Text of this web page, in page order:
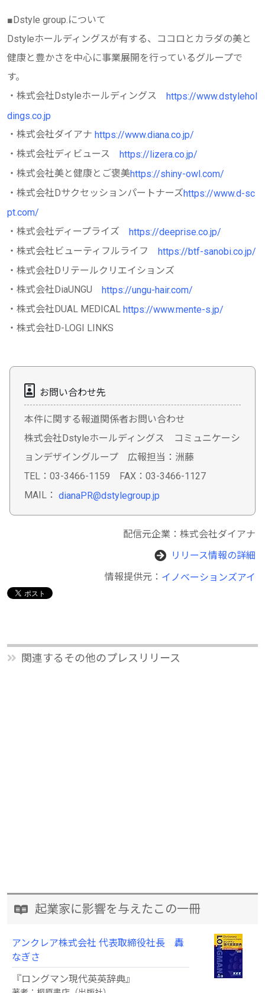
■Dstyle group.について
Dstyleホールディングスが有する、ココロとカラダの美と
健康と豊かさを中心に事業展開を行っているグループで
す。
・株式会社Dstyleホールディングス https://www.dstylehol
dings.co.jp
・株式会社ダイアナ https://www.diana.co.jp/
・株式会社ディビュース https://lizera.co.jp/
・株式会社美と健康とご褒美https://shiny-owl.com/
・株式会社Dサクセッションパートナーズhttps://www.d-sc
pt.com/
・株式会社ディープライズ https://deeprise.co.jp/
・株式会社ビューティフルライフ https://btf-sanobi.co.jp/
・株式会社Dリテールクリエイションズ
・株式会社DiaUNGU https://ungu-hair.com/
・株式会社DUAL MEDICAL https://www.mente-s.jp/
・株式会社D-LOGI LINKS
お問い合わせ先
本件に関する報道関係者お問い合わせ
株式会社Dstyleホールディングス コミュニケーシ
ョンデザイングループ 広報担当：洲藤
TEL：03-3466-1159 FAX：03-3466-1127
MAIL： dianaPR@dstylegroup.jp
配信元企業：株式会社ダイアナ
リリース情報の詳細
情報提供元： イノベーションズアイ
関連するその他のプレスリリース
起業家に影響を与えたこの一冊
アンクレア株式会社 代表取締役社長 轟
なぎさ
『ロングマン現代英英辞典』